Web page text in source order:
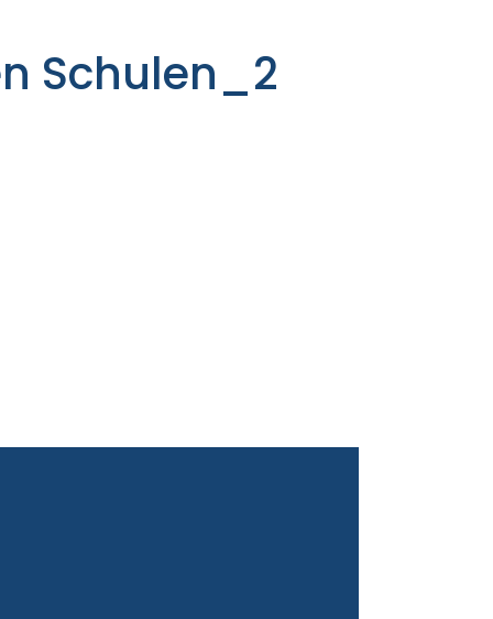
Schulen_2